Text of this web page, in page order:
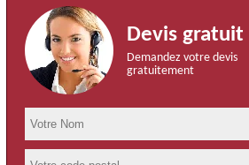
Devis gratuit
Demandez votre devis
gratuitement